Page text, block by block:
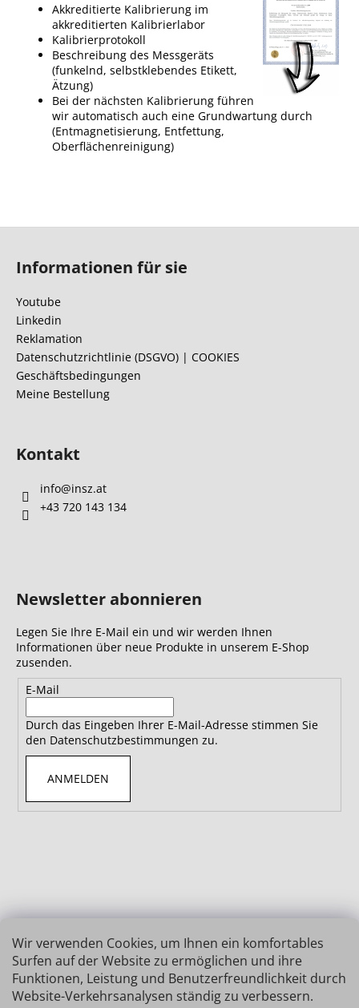
Wir verwenden Cookies, um Ihnen ein komfortables
Surfen auf der Website zu ermöglichen und ihre
Funktionen, Leistung und Benutzerfreundlichkeit durch
Website-Verkehrsanalysen ständig zu verbessern.
Akkreditierte Kalibrierung im
akkreditierten Kalibrierlabor
Kalibrierprotokoll
Beschreibung des Messgeräts
(funkelnd, selbstklebendes Etikett,
Ätzung)
Bei der nächsten Kalibrierung führen
wir automatisch auch eine Grundwartung durch
(Entmagnetisierung, Entfettung,
Oberflächenreinigung)
Informationen für sie
Youtube
Linkedin
Reklamation
Datenschutzrichtlinie (DSGVO) | COOKIES
Geschäftsbedingungen
Meine Bestellung
Kontakt
info@insz.at
+43 720 143 134
Newsletter abonnieren
Legen Sie Ihre E-Mail ein und wir werden Ihnen
Informationen über neue Produkte in unserem E-Shop
zusenden.
E-Mail
Durch das Eingeben Ihrer E-Mail-Adresse stimmen Sie
den Datenschutzbestimmungen zu.
ANMELDEN